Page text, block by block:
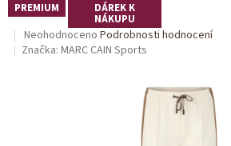
PREMIUM DÁREK K
NÁKUPU
Průměrné
hodnocení
Neohodnoceno Podrobnosti hodnocení
Značka: MARC CAIN Sports